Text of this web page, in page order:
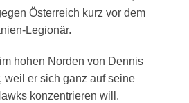
Österreich kurz vor dem
Legionär.
hohen Norden von Dennis
weil er sich ganz auf seine
konzentrieren will.